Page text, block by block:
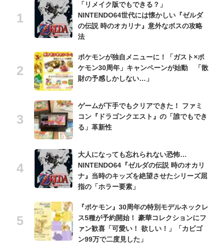
「リメイク版でもできる？」
NINTENDO64世代には懐かしい『ゼルダ
の伝説 時のオカリナ』意外なボスの攻略
法
ポケモンが独自メニューに！「ガスト×ポ
ケモン30周年」キャンペーンが始動 「散
財の予感しかしない…」
ゲームが下手でもクリアできた！ ファミ
コン『ドラゴンクエスト』の「誰でもでき
る」革新性
大人になっても忘れられない恐怖…
NINTENDO64『ゼルダの伝説 時のオカリ
ナ』当時のキッズを絶望させたシリーズ屈
指の「ホラー要素」
『ポケモン』30周年の特別モデルネックレ
ス5種が予約開始！ 豪華コレクションにフ
ァン歓喜「可愛い！ 欲しい！」「カビゴ
ン99万で二度見した」